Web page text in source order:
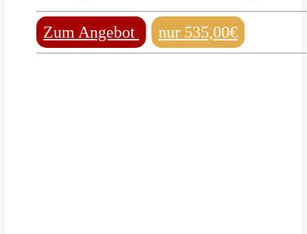
Zum Angebot nur 535,00€